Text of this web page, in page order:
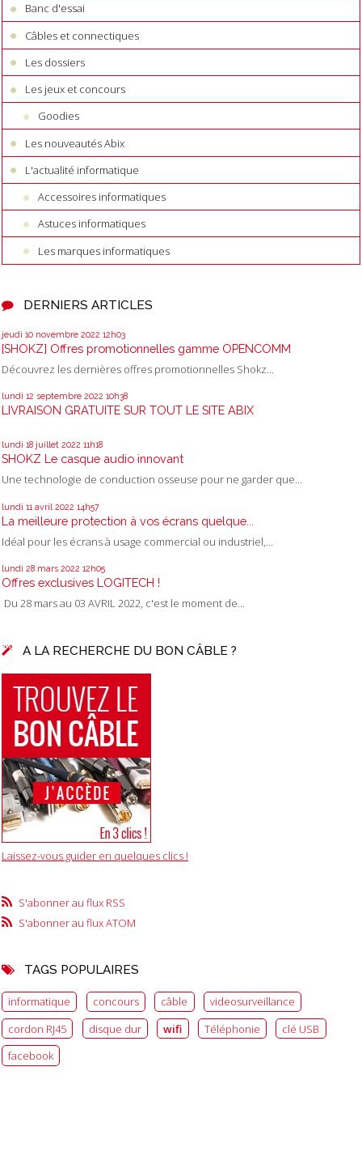
Banc d'essai
Câbles et connectiques
Les dossiers
Les jeux et concours
Goodies
Les nouveautés Abix
L'actualité informatique
Accessoires informatiques
Astuces informatiques
Les marques informatiques
DERNIERS ARTICLES
jeudi 10 novembre 2022 12h03
[SHOKZ] Offres promotionnelles gamme OPENCOMM
Découvrez les dernières offres promotionnelles Shokz...
lundi 12 septembre 2022 10h38
LIVRAISON GRATUITE SUR TOUT LE SITE ABIX
lundi 18 juillet 2022 11h18
SHOKZ Le casque audio innovant
Une technologie de conduction osseuse pour ne garder que...
lundi 11 avril 2022 14h57
La meilleure protection à vos écrans quelque...
Idéal pour les écrans à usage commercial ou industriel,...
lundi 28 mars 2022 12h05
Offres exclusives LOGITECH !
Du 28 mars au 03 AVRIL 2022, c'est le moment de...
A LA RECHERCHE DU BON CÂBLE ?
Laissez-vous guider en quelques clics !
S'abonner au flux RSS
S'abonner au flux ATOM
TAGS POPULAIRES
informatique concours câble
videosurveillance
cordon RJ45
disque dur wifi Téléphonie
clé USB
facebook